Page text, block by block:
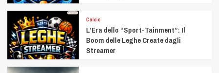
Calcio
L’Era dello “Sport-Tainment”: Il
Boom delle Leghe Create dagli
Streamer